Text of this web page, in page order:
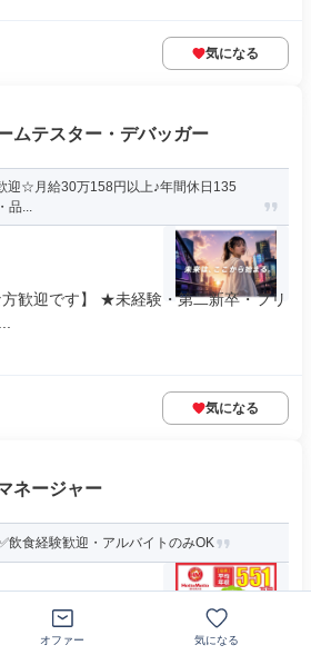
気になる
ムテスター・デバッガー
迎☆月給30万158円以上♪年間休日135
品...
歓迎です】 ★未経験・第二新卒・フリ
気になる
ネージャー
飲食経験歓迎・アルバイトのみOK
万8000円
条件＞ ✅普通自動車免許（AT限定可）
オファー 気になる